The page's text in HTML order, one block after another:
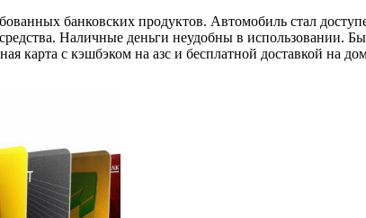
банковских продуктов. Автомобиль стал
Наличные деньги неудобны в использовании.
карта с кэшбэком на азс и бесплатной доставкой